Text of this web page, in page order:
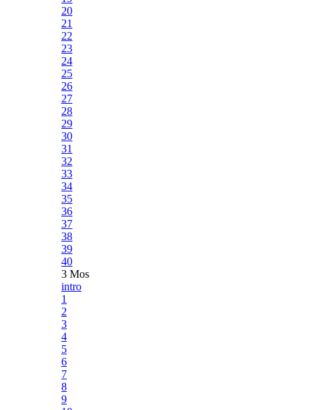
20
21
22
23
24
25
26
27
28
29
30
31
32
33
34
35
36
37
38
39
40
3 Mos
intro
1
2
3
4
5
6
7
8
9